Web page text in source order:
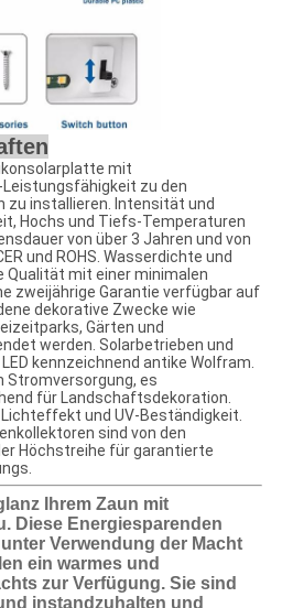
mit
zu den
zu installieren. Intensität und
Hochs und Tiefs-Temperaturen
von über 3 Jahren und von
und ROHS. Wasserdichte und
Qualität mit einer minimalen
zweijährige Garantie verfügbar auf
dekorative Zwecke wie
Gärten und
werden. Solarbetrieben und
kennzeichnend antike Wolfram.
Stromversorgung, es
für Landschaftsdekoration.
und UV-Beständigkeit.
sind von den
Höchstreihe für garantierte
Ihrem Zaun mit
Diese Energiesparenden
Verwendung der Macht
ein warmes und
zur Verfügung. Sie sind
instandzuhalten und